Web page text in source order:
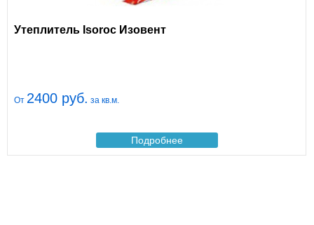
Утеплитель Isoroc Изовент
От 2400 руб. за кв.м.
Подробнее